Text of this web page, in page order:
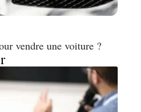
vendre une voiture ?